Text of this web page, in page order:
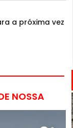
a próxima vez
NOSSA